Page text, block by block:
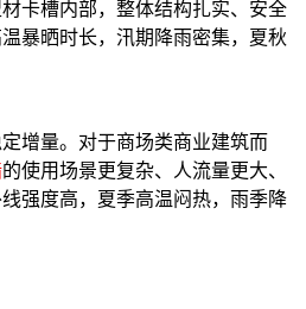
卡槽内部，整体结构扎实、安全
暴晒时长，汛期降雨密集，夏秋
增量。对于商场类商业建筑而
的使用场景更复杂、人流量更大、
强度高，夏季高温闷热，雨季降